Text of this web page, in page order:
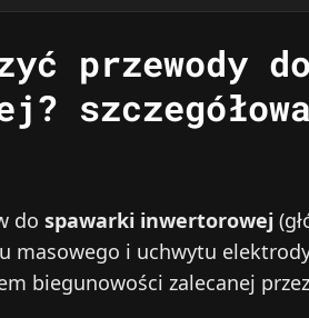
przewody
do spawarki inwertorowej
masowego i uchwytu
biegunowości zalecanej